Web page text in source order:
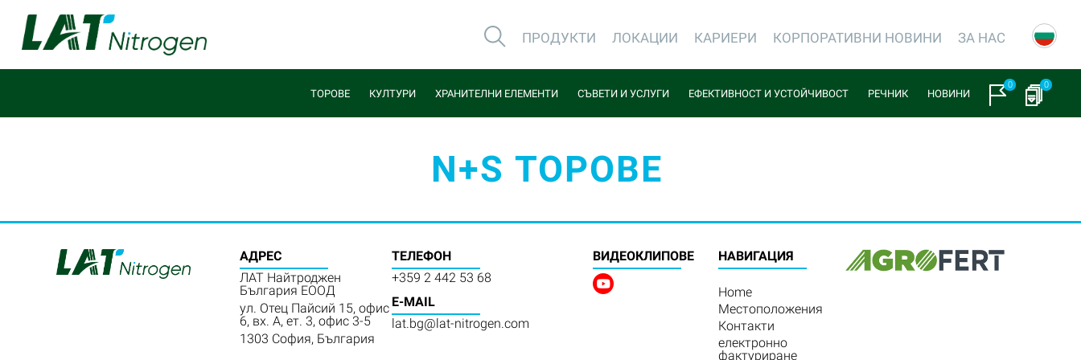
ПРОДУКТИ ЛОКАЦИИ КАРИЕРИ КОРПОРАТИВНИ НОВИНИ ЗА НАС
ТОРОВЕ КУЛТУРИ ХРАНИТЕЛНИ ЕЛЕМЕНТИ СЪВЕТИ И УСЛУГИ ЕФЕКТИВНОСТ И УСТОЙЧИВОСТ РЕЧНИК НОВИНИ
0 0
N+S ТОРОВЕ
АДРЕС
ЛАТ Найтроджен
България ЕООД
ул. Отец Пайсий 15, офис
6, вх. А, ет. 3, офис 3-5
1303 София, България
ТЕЛЕФОН
+359 2 442 53 68
E-MAIL
lat.bg@lat-nitrogen.com
BИДЕОКЛИПОВЕ HАВИГАЦИЯ
Home
Местоположения
Контакти
електронно
фактуриране